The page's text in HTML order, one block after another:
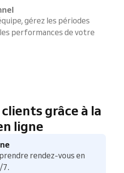
gérez les périodes
performances de votre
grâce à la
ligne
rendez-vous en
7.